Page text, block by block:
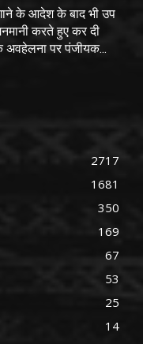
के आदेश के बाद भी उप
करते हुए कर दी
पर पंजीयक...
2717
1681
350
169
67
53
25
14